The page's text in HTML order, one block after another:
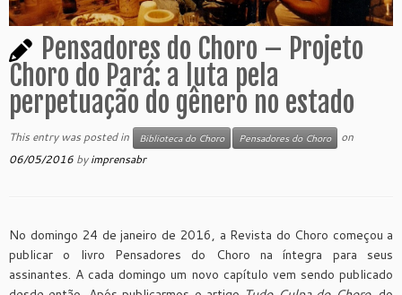
Pensadores do Choro – Projeto
Choro do Pará: a luta pela
perpetuação do gênero no estado
This entry was posted in Biblioteca do Choro Pensadores do Choro
on
06/05/2016 byimprensabr
No domingo 24 de janeiro de 2016, a Revista do Choro começou a
publicar o livro Pensadores do Choro na íntegra para seus
assinantes. A cada domingo um novo capítulo vem sendo publicado